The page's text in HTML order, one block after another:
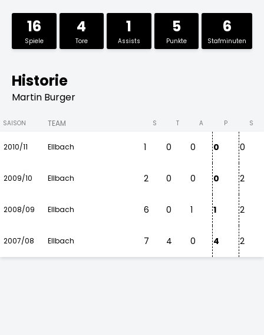
16
Spiele
4
Tore
1
Assists
5
Punkte
6
Stafminuten
Historie
Martin Burger
SAISON TEAM S T A P S
2010/11 Ellbach 1 0 0 0 0
2009/10 Ellbach 2 0 0 0 2
2008/09 Ellbach 6 0 1 1 2
2007/08 Ellbach 7 4 0 4 2